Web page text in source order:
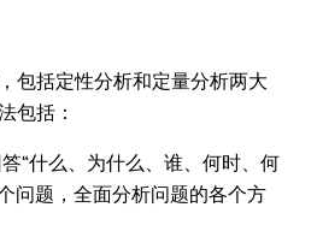
包括定性分析和定量分析两大
包括：
“什么、为什么、谁、何时、何
问题，全面分析问题的各个方